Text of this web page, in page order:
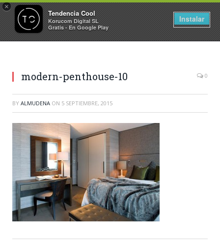
×
Tendencia Cool
Korucom Digital SL
Gratis - En Google Play
Instalar
modern-penthouse-10 0
BY ALMUDENA ON 5 SEPTIEMBRE, 2015